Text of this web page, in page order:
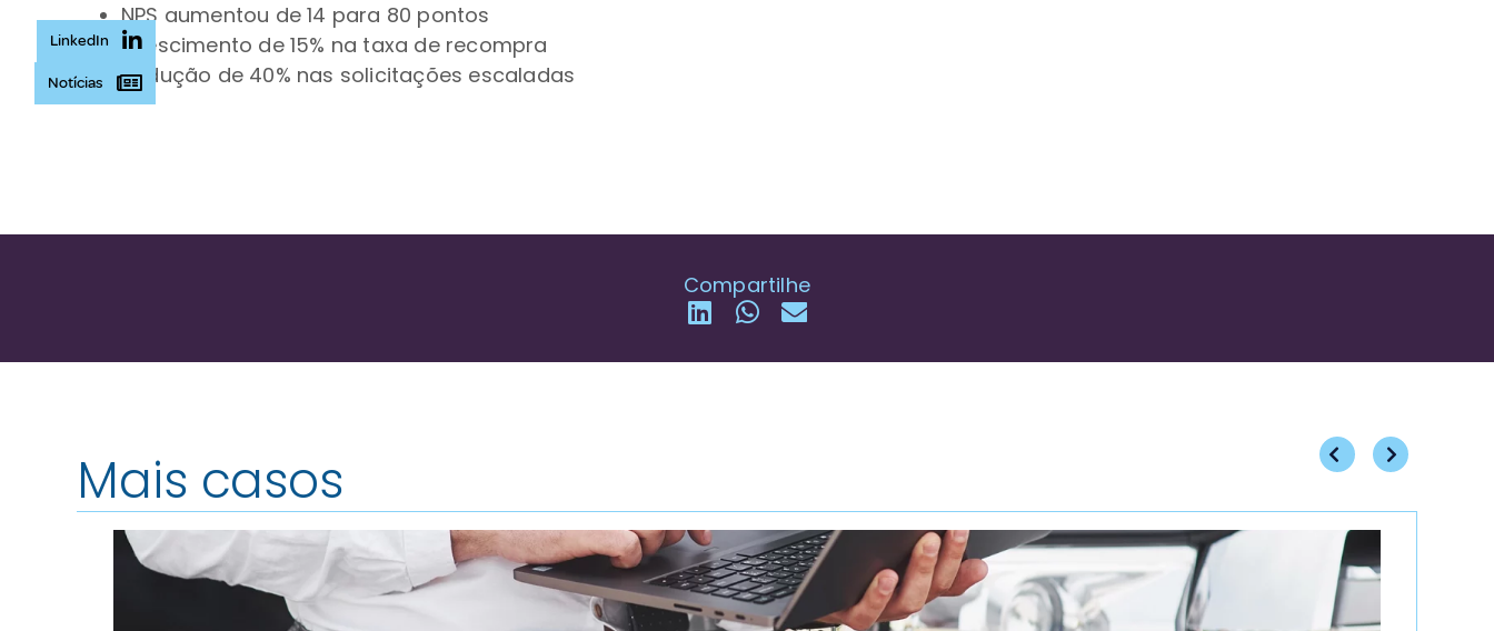
NPS aumentou de 14 para 80 pontos
Crescimento de 15% na taxa de recompra
Redução de 40% nas solicitações escaladas
Compartilhe
Mais casos
LinkedIn
Notícias